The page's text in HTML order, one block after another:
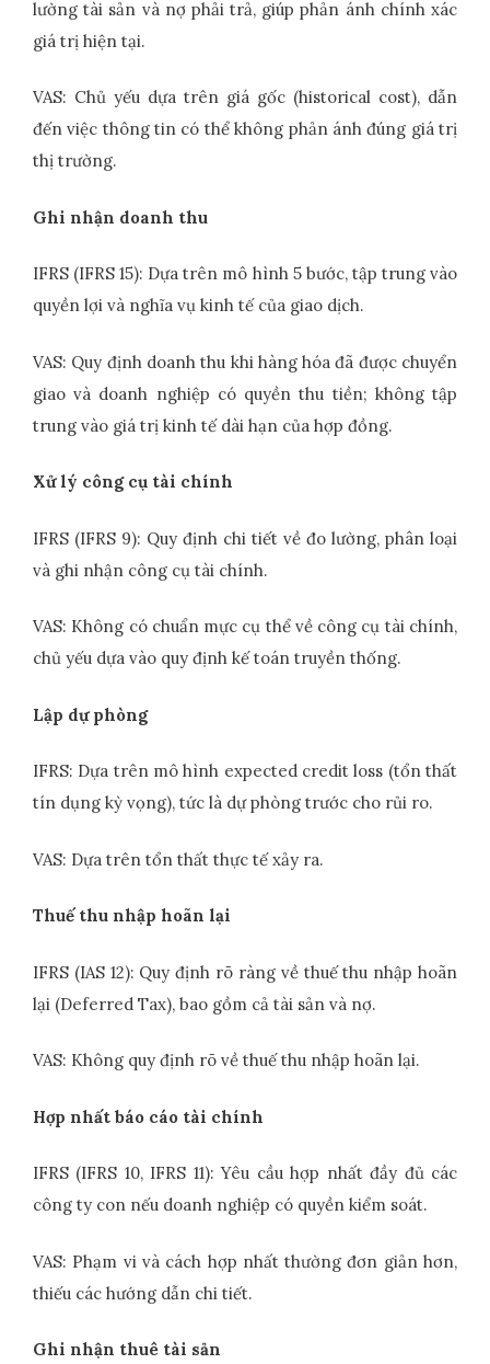
lường tài sản và nợ phải trả, giúp phản ánh chính xác
giá trị hiện tại.
VAS: Chủ yếu dựa trên giá gốc (historical cost), dẫn
đến việc thông tin có thể không phản ánh đúng giá trị
thị trường.
Ghi nhận doanh thu
IFRS (IFRS 15): Dựa trên mô hình 5 bước, tập trung vào
quyền lợi và nghĩa vụ kinh tế của giao dịch.
VAS: Quy định doanh thu khi hàng hóa đã được chuyển
giao và doanh nghiệp có quyền thu tiền; không tập
trung vào giá trị kinh tế dài hạn của hợp đồng.
Xử lý công cụ tài chính
IFRS (IFRS 9): Quy định chi tiết về đo lường, phân loại
và ghi nhận công cụ tài chính.
VAS: Không có chuẩn mực cụ thể về công cụ tài chính,
chủ yếu dựa vào quy định kế toán truyền thống.
Lập dự phòng
IFRS: Dựa trên mô hình expected credit loss (tổn thất
tín dụng kỳ vọng), tức là dự phòng trước cho rủi ro.
VAS: Dựa trên tổn thất thực tế xảy ra.
Thuế thu nhập hoãn lại
IFRS (IAS 12): Quy định rõ ràng về thuế thu nhập hoãn
lại (Deferred Tax), bao gồm cả tài sản và nợ.
VAS: Không quy định rõ về thuế thu nhập hoãn lại.
Hợp nhất báo cáo tài chính
IFRS (IFRS 10, IFRS 11): Yêu cầu hợp nhất đầy đủ các
công ty con nếu doanh nghiệp có quyền kiểm soát.
VAS: Phạm vi và cách hợp nhất thường đơn giản hơn,
thiếu các hướng dẫn chi tiết.
Ghi nhận thuê tài sản